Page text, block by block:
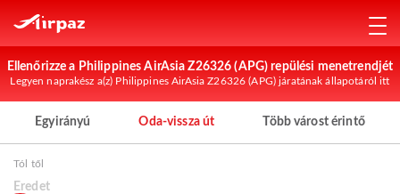
Ellenőrizze a Philippines AirAsia Z26326 (APG) repülési menetrendjét
Legyen naprakész a(z) Philippines AirAsia Z26326 (APG) járatának állapotáról itt
Egyirányú Oda-vissza út Több várost érintő
Tól től
Eredet